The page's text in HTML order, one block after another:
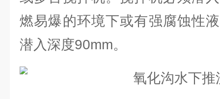
燃易爆的环境下或有强腐蚀性
潜入深度90mm。